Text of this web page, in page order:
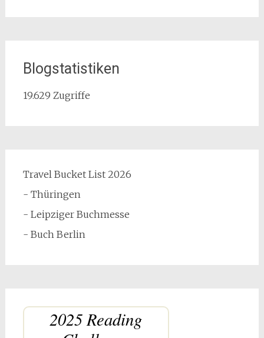
Blogstatistiken
19.629 Zugriffe
Travel Bucket List 2026
- Thüringen
- Leipziger Buchmesse
- Buch Berlin
2025 Reading